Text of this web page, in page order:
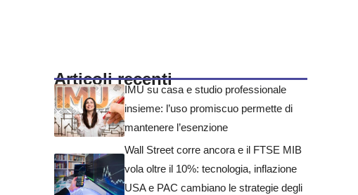
Articoli recenti
IMU su casa e studio professionale
insieme: l’uso promiscuo permette di
mantenere l’esenzione
Wall Street corre ancora e il FTSE MIB
vola oltre il 10%: tecnologia, inflazione
USA e PAC cambiano le strategie degli